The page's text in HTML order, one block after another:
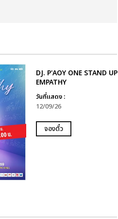
DJ. P'AOY ONE STAND UP
EMPATHY
วันที่แสดง :
12/09/26
จองตั๋ว